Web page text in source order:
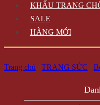
KHẨU TRANG
SALE
HÀNG MỚI
Trang chủ / TRANG SỨC /